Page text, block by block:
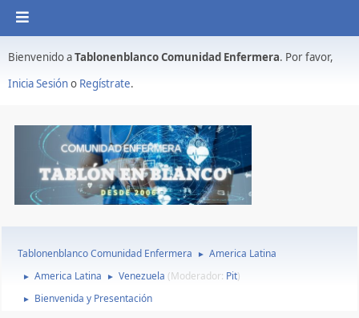
Bienvenido aTablonenblanco Comunidad Enfermera. Por favor,
Inicia Sesióno Regístrate.
Tablonenblanco Comunidad Enfermera ► America Latina
► America Latina ► Venezuela (Moderador: Pit)
► Bienvenida y Presentación